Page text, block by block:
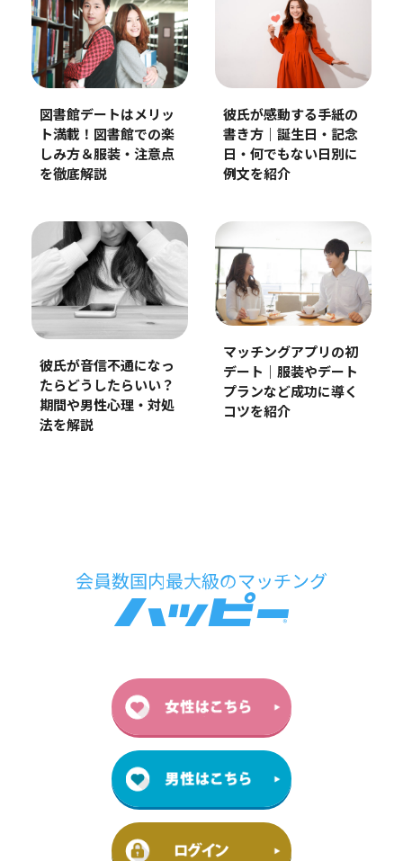
図書館デートはメリッ
ト満載！図書館での楽
しみ方＆服装・注意点
を徹底解説
彼氏が感動する手紙の
書き方｜誕生日・記念
日・何でもない日別に
例文を紹介
彼氏が音信不通になっ
たらどうしたらいい？
期間や男性心理・対処
法を解説
マッチングアプリの初
デート｜服装やデート
プランなど成功に導く
コツを紹介